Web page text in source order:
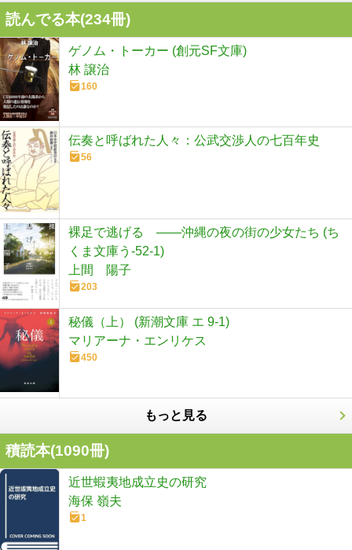
読んでる本(234冊)
ゲノム・トーカー (創元SF文庫)
林 譲治
160
伝奏と呼ばれた人々：公武交渉人の七百年史
56
裸足で逃げる ――沖縄の夜の街の少女たち (ち
くま文庫う-52-1)
上間 陽子
203
秘儀（上） (新潮文庫 エ 9-1)
マリアーナ・エンリケス
450
もっと見る
積読本(1090冊)
近世蝦夷地成立史の研究
海保 嶺夫
1